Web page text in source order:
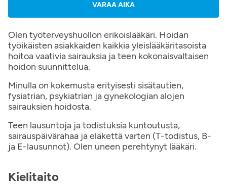
VARAA AIKA
Olen työterveyshuollon erikoislääkäri. Hoidan
työikäisten asiakkaiden kaikkia yleislääkäritasoista
hoitoa vaativia sairauksia ja teen kokonaisvaltaisen
hoidon suunnittelua.
Minulla on kokemusta erityisesti sisätautien,
fysiatrian, psykiatrian ja gynekologian alojen
sairauksien hoidosta.
Teen lausuntoja ja todistuksia kuntoutusta,
sairauspäivärahaa ja eläkettä varten (T-todistus, B-
ja E-lausunnot). Olen uneen perehtynyt lääkäri.
Kielitaito